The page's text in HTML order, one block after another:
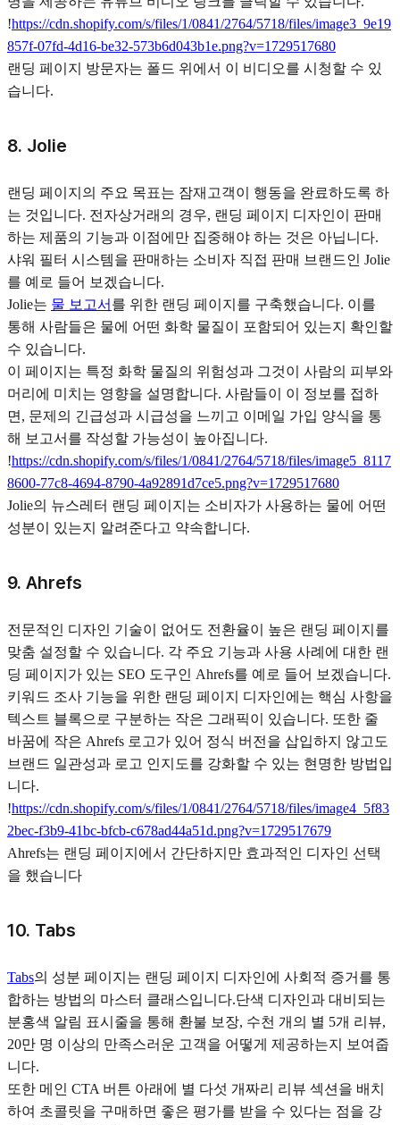
!https://cdn.shopify.com/s/files/1/0841/2764/5718/files/image3_9e19
857f-07fd-4d16-be32-573b6d043b1e.png?v=1729517680
랜딩 페이지 방문자는 폴드 위에서 이 비디오를 시청할 수 있
습니다.
8. Jolie
랜딩 페이지의 주요 목표는 잠재고객이 행동을 완료하도록 하
는 것입니다. 전자상거래의 경우, 랜딩 페이지 디자인이 판매
하는 제품의 기능과 이점에만 집중해야 하는 것은 아닙니다.
샤워 필터 시스템을 판매하는 소비자 직접 판매 브랜드인 Jolie
를 예로 들어 보겠습니다.
Jolie는 물 보고서 를 위한 랜딩 페이지를 구축했습니다. 이를
통해 사람들은 물에 어떤 화학 물질이 포함되어 있는지 확인할
수 있습니다.
이 페이지는 특정 화학 물질의 위험성과 그것이 사람의 피부와
머리에 미치는 영향을 설명합니다. 사람들이 이 정보를 접하
면, 문제의 긴급성과 시급성을 느끼고 이메일 가입 양식을 통
해 보고서를 작성할 가능성이 높아집니다.
!https://cdn.shopify.com/s/files/1/0841/2764/5718/files/image5_8117
8600-77c8-4694-8790-4a92891d7ce5.png?v=1729517680
Jolie의 뉴스레터 랜딩 페이지는 소비자가 사용하는 물에 어떤
성분이 있는지 알려준다고 약속합니다.
9. Ahrefs
전문적인 디자인 기술이 없어도 전환율이 높은 랜딩 페이지를
맞춤 설정할 수 있습니다. 각 주요 기능과 사용 사례에 대한 랜
딩 페이지가 있는 SEO 도구인 Ahrefs를 예로 들어 보겠습니다.
키워드 조사 기능을 위한 랜딩 페이지 디자인에는 핵심 사항을
텍스트 블록으로 구분하는 작은 그래픽이 있습니다. 또한 줄
바꿈에 작은 Ahrefs 로고가 있어 정식 버전을 삽입하지 않고도
브랜드 일관성과 로고 인지도를 강화할 수 있는 현명한 방법입
니다.
!https://cdn.shopify.com/s/files/1/0841/2764/5718/files/image4_5f83
2bec-f3b9-41bc-bfcb-c678ad44a51d.png?v=1729517679
Ahrefs는 랜딩 페이지에서 간단하지만 효과적인 디자인 선택
을 했습니다
10. Tabs
Tabs의 성분 페이지는 랜딩 페이지 디자인에 사회적 증거를 통
합하는 방법의 마스터 클래스입니다.단색 디자인과 대비되는
분홍색 알림 표시줄을 통해 환불 보장, 수천 개의 별 5개 리뷰,
20만 명 이상의 만족스러운 고객을 어떻게 제공하는지 보여줍
니다.
또한 메인 CTA 버튼 아래에 별 다섯 개짜리 리뷰 섹션을 배치
하여 초콜릿을 구매하면 좋은 평가를 받을 수 있다는 점을 강